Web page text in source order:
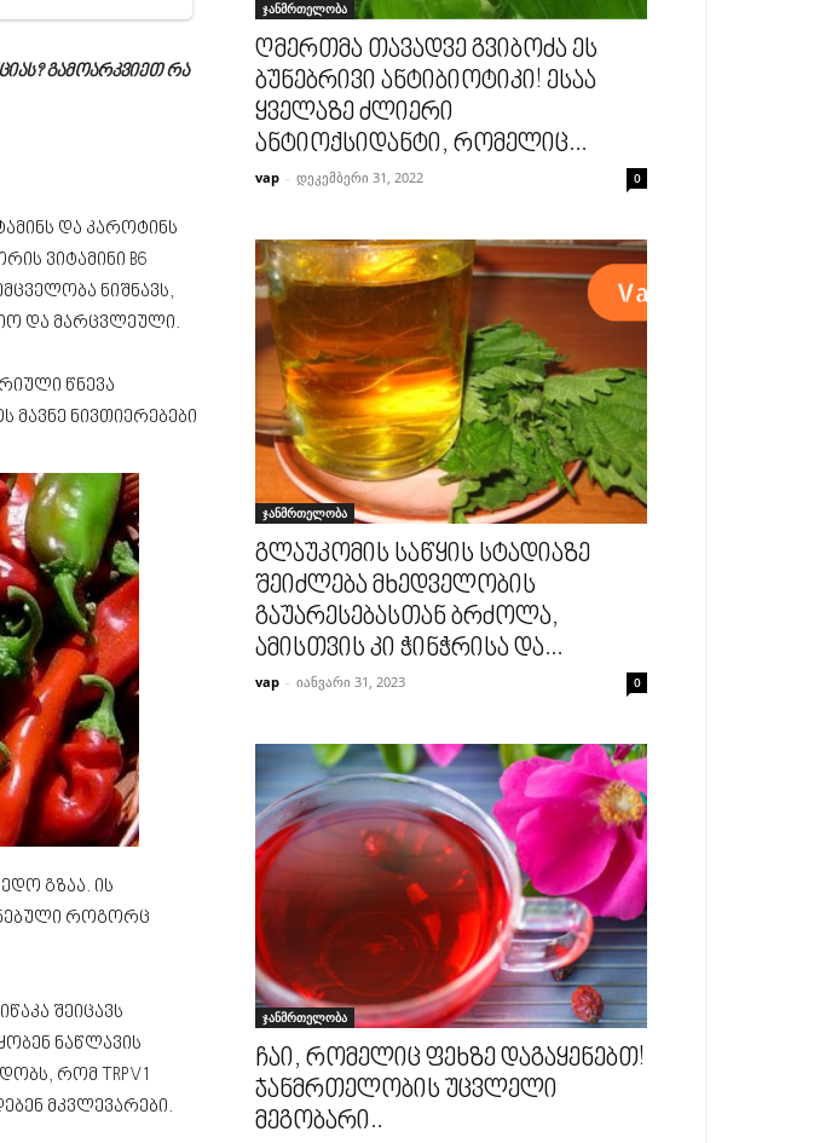
გამოარკვიეთ რა
და კაროტინს
ვიტამინი B6
ნიშნავს,
და მარცვლეული.
წნევა
მავნე ნივთიერებები
გზაა. ის
როგორც
შეიცავს
ნაწლავის
რომ TRPV1
მკვლევარები.
ჯანმრთელობა
ღმერთმა თავადვე გვიბოძა ეს
ბუნებრივი ანტიბიოტიკი! ესაა
ყველაზე ძლიერი
ანტიოქსიდანტი, რომელიც...
vap - დეკემბერი 31, 2022 0
ჯანმრთელობა
გლაუკომის საწყის სტადიაზე
შეიძლება მხედველობის
გაუარესებასთან ბრძოლა,
ამისთვის კი ჭინჭრისა და...
vap - იანვარი 31, 2023 0
ჯანმრთელობა
ჩაი, რომელიც ფეხზე დაგაყენებთ!
ჯანმრთელობის უცვლელი
მეგობარი..